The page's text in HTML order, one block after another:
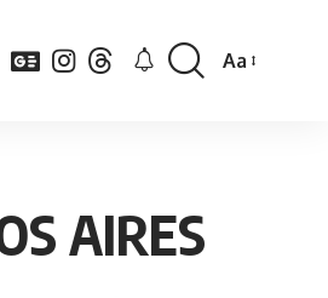
Font
Aa
AIRES